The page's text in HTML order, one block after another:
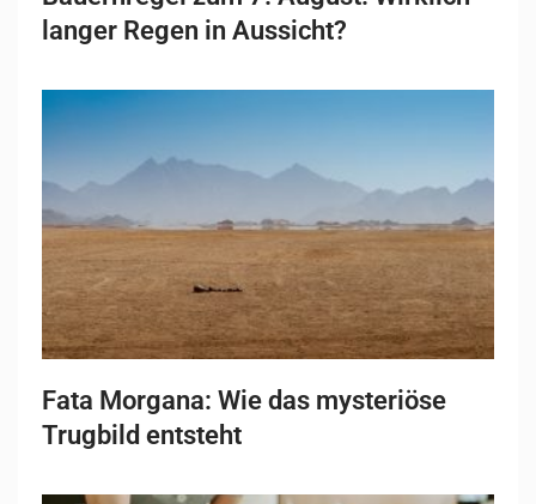
langer Regen in Aussicht?
Fata Morgana: Wie das mysteriöse
Trugbild entsteht